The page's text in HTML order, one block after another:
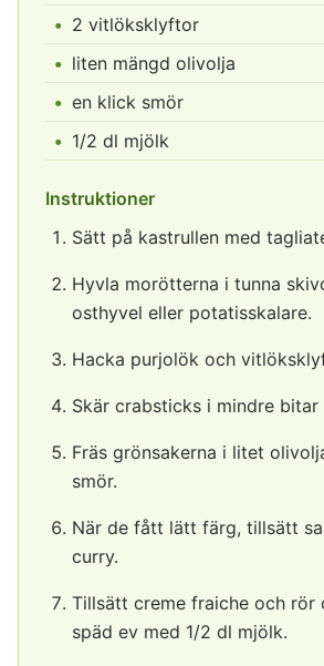
2 vitlöksklyftor
liten mängd olivolja
en klick smör
1/2 dl mjölk
Instruktioner
Sätt på kastrullen med
Hyvla morötterna i tunna
osthyvel eller potatisskalare.
Hacka purjolök och
Skär crabsticks i mindre bitar
Fräs grönsakerna i litet
smör.
När de fått lätt färg, tillsätt
curry.
Tillsätt creme fraiche och rör
späd ev med 1/2 dl mjölk.